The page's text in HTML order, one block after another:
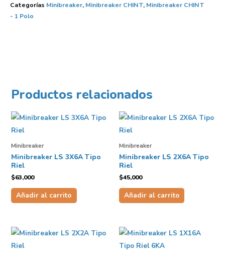
Categorías Minibreaker, Minibreaker CHINT, Minibreaker CHINT
- 1 Polo
Productos relacionados
Minibreaker
Minibreaker LS 3X6A Tipo
Riel
$63,000
Añadir al carrito
Minibreaker
Minibreaker LS 2X6A Tipo
Riel
$45,000
Añadir al carrito